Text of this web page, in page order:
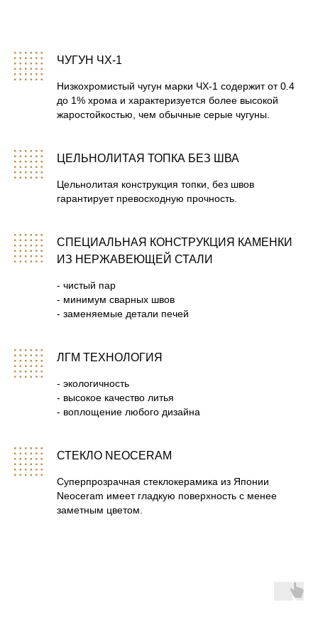
4 Разбор работающей печи «Атмосфера».
Отзывы пармастеров и любителей бани о работе
печи для бани «Атмосфера».
6 Печь «Атмосфера» в зимнем лесу.
Новогодняя «Атмосфера» в зимнем лесу. С Новым
годом!
8 Обзор линейки чугунных печей «Атмосфера».
Печь «Атмосфера» в банном комплексе «Пар».
В бане с «Атмосферой».Тестируем чугунную банную
печь в действующей семейной бане.
11 Сборка печи «Атмосфера»
Стиль, комфорт, атмосфера — 3 в 1 для вашей
парной!
14
Банная печь атмосфера в натуральном камне. Три
новых варианта отделки.
Установка ламелей из натурального камня на печь
ЧУГУН ЧХ-1
Низкохромистый чугун марки ЧХ-1 содержит от 0.4
до 1% хрома и характеризуется более высокой
жаростойкостью, чем обычные серые чугуны.
ЦЕЛЬНОЛИТАЯ ТОПКА БЕЗ ШВА
Цельнолитая конструкция топки, без швов
гарантирует превосходную прочность.
СПЕЦИАЛЬНАЯ КОНСТРУКЦИЯ КАМЕНКИ
ИЗ НЕРЖАВЕЮЩЕЙ СТАЛИ
- чистый пар
- минимум сварных швов
- заменяемые детали печей
ЛГМ ТЕХНОЛОГИЯ
- экологичность
- высокое качество литья
- воплощение любого дизайна
СТЕКЛО NEOCERAM
Суперпрозрачная стеклокерамика из Японии
Neoceram имеет гладкую поверхность с менее
заметным цветом.